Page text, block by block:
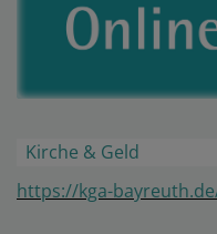
Kirche & Geld
https://kga-